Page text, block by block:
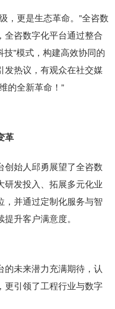
，更是生态革命。”全咨数
全咨数字化平台通过整合
技”模式，构建高效协同的
发热议，有观众在社交媒
的全新革命！”
革
创始人邱勇展望了全咨数
研发投入、拓展多元化业
，并通过定制化服务与智
升客户满意度。
的未来潜力充满期待，认
更引领了工程行业与数字